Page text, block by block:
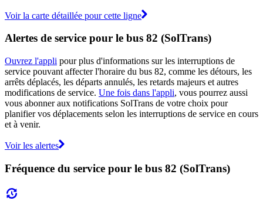
Voir la carte détaillée pour cette ligne
Alertes de service pour le bus 82 (SolTrans)
Ouvrez l'appli pour plus d'informations sur les interruptions de
service pouvant affecter l'horaire du bus 82, comme les détours, les
arrêts déplacés, les départs annulés, les retards majeurs et autres
modifications de service. Une fois dans l'appli, vous pourrez aussi
vous abonner aux notifications SolTrans de votre choix pour
planifier vos déplacements selon les interruptions de service en cours
et à venir.
Voir les alertes
Fréquence du service pour le bus 82 (SolTrans)